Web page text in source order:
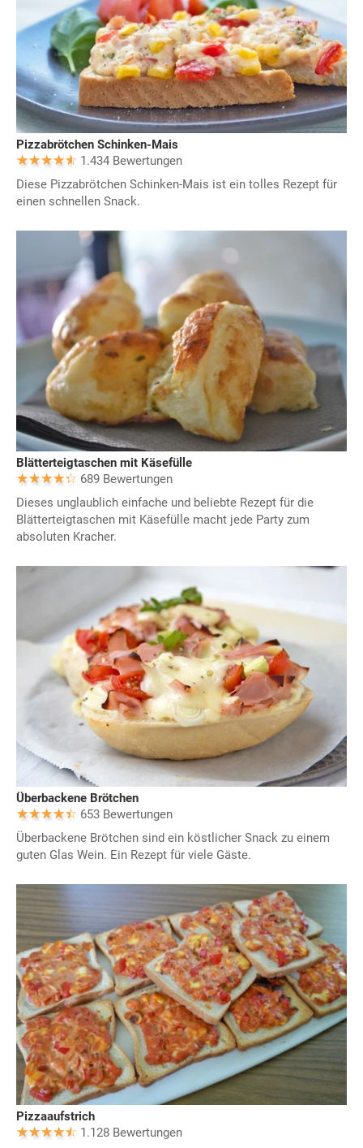
Pizzabrötchen Schinken-Mais
1.434 Bewertungen
Diese Pizzabrötchen Schinken-Mais ist ein tolles Rezept für
einen schnellen Snack.
Blätterteigtaschen mit Käsefülle
689 Bewertungen
Dieses unglaublich einfache und beliebte Rezept für die
Blätterteigtaschen mit Käsefülle macht jede Party zum
absoluten Kracher.
Überbackene Brötchen
653 Bewertungen
Überbackene Brötchen sind ein köstlicher Snack zu einem
guten Glas Wein. Ein Rezept für viele Gäste.
Pizzaaufstrich
1.128 Bewertungen